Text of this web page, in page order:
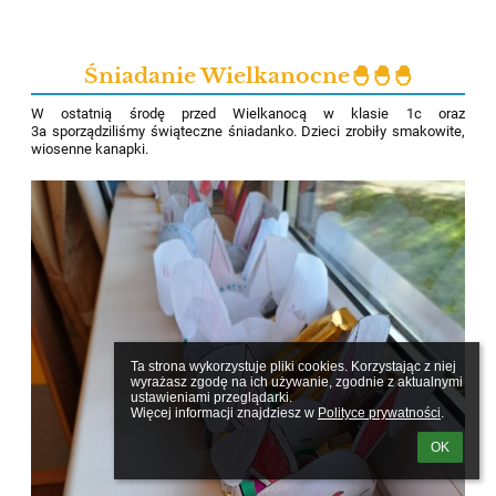
Ta strona wykorzystuje pliki cookies. Korzystając z niej
wyrażasz zgodę na ich używanie, zgodnie z aktualnymi
ustawieniami przeglądarki.
Więcej informacji znajdziesz w Polityce prywatności.
OK
Śniadanie Wielkanocne🐣🐣🐣
W ostatnią środę przed Wielkanocą w klasie 1c oraz
3a sporządziliśmy świąteczne śniadanko. Dzieci zrobiły smakowite,
wiosenne kanapki.